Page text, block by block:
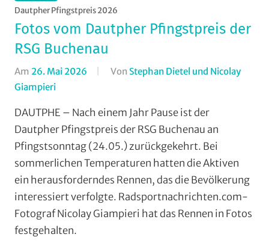
Strasse,
Vereine
Dautpher Pfingstpreis 2026
Fotos vom Dautpher Pfingstpreis der
RSG Buchenau
Am 26. Mai 2026 Von Stephan Dietel und Nicolay
Giampieri
Mit
Fotos,
Multimedia,
Orte,
RSG
Buchenau,
RSG
Gießen
DAUTPHE – Nach einem Jahr Pause ist der
Dautpher Pfingstpreis der RSG Buchenau an
Pfingstsonntag (24.05.) zurückgekehrt. Bei
sommerlichen Temperaturen hatten die Aktiven
ein herausforderndes Rennen, das die Bevölkerung
interessiert verfolgte. Radsportnachrichten.com-
Fotograf Nicolay Giampieri hat das Rennen in Fotos
festgehalten.